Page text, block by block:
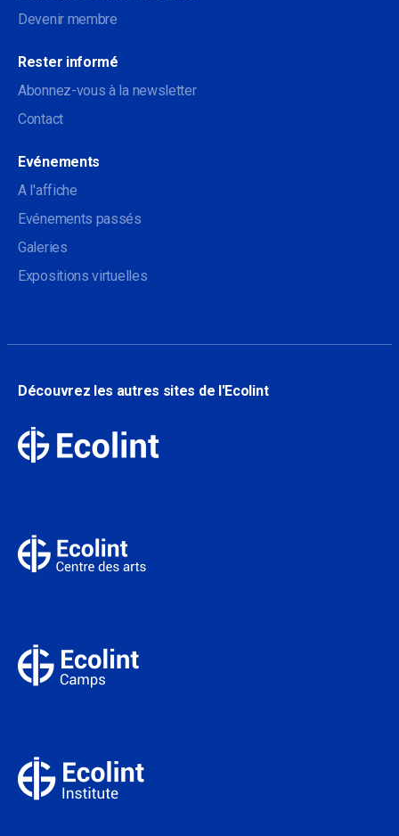
Devenir membre
Rester informé
Abonnez-vous à la newsletter
Contact
Evénements
A l'affiche
Evénements passés
Galeries
Expositions virtuelles
Découvrez les autres sites de l'Ecolint